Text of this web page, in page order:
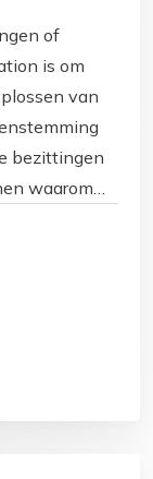
of
is om
van
bezittingen
waarom
is gericht
helpt om
op